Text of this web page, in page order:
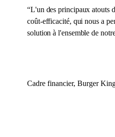
“L'un des principaux atouts
coût-efficacité, qui nous a
solution à l'ensemble de
Cadre financier, Burger